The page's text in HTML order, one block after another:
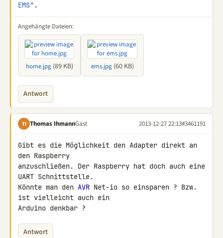
EMS" .
Angehängte Dateien:
home.jpg(89 KB) ems.jpg(60 KB)
Antwort
TI Thomas IhmannGast 2013-12-27 22:13#3461191
Gibt es die Möglichkeit den Adapter direkt an
den Raspberry
anzuschließen. Der Raspberry hat doch auch eine
UART Schnittstelle.
Könnte man den AVR Net-io so einsparen ? Bzw.
ist vielleicht auch ein
Arduino denkbar ?
Antwort